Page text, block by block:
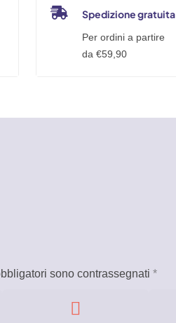
Spedizione gratuita
Per ordini a partire
da €59,90
sono contrassegnati *